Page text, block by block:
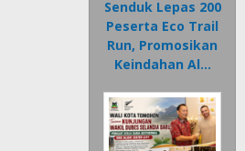
Senduk Lepas 200
Peserta Eco Trail
Run, Promosikan
Keindahan Al…